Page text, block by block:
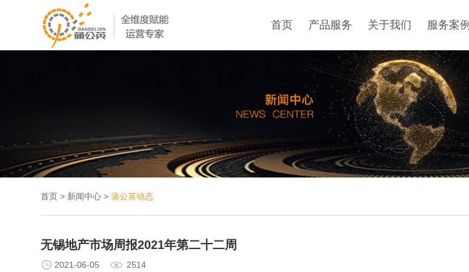
首页 产品服务 关于我们 服务案例
首页 > 新闻中心 >蒲公英动态
无锡地产市场周报2021年第二十二周
2021-06-05 2514